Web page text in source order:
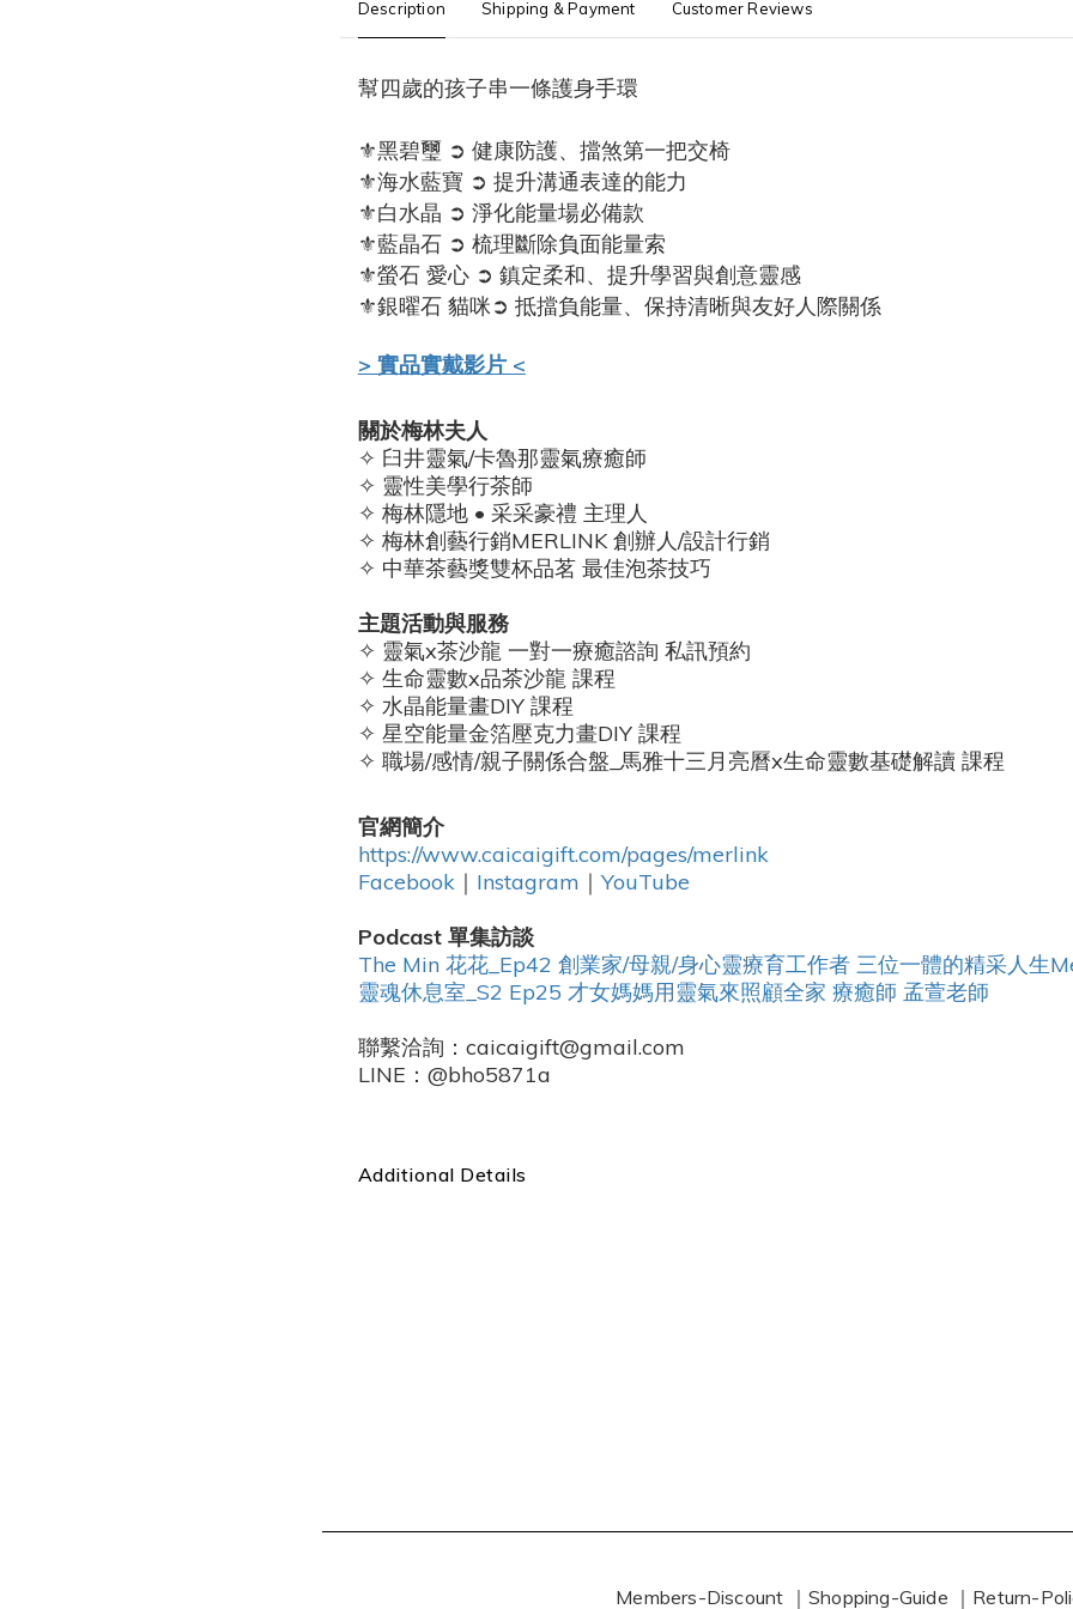
Description Shipping & Payment Customer Reviews
幫四歲的孩子串一條護身手環
⚜黑碧璽 ➲ 健康防護、擋煞第一把交椅
⚜海水藍寶 ➲ 提升溝通表達的能力
⚜白水晶 ➲ 淨化能量場必備款
⚜藍晶石 ➲ 梳理斷除負面能量索
⚜螢石 愛心 ➲ 鎮定柔和、提升學習與創意靈感
⚜銀曜石 貓咪➲ 抵擋負能量、 保持清晰與友好人際關係
> 實品實戴影片 <
關於梅林夫人
✧ 臼井靈氣/卡魯那靈氣療癒師
✧ 靈性美學行茶師
✧ 梅林隱地 • 采采豪禮 主理人
✧ 梅林創藝行銷MERLINK 創辦人/設計行銷
✧ 中華茶藝獎雙杯品茗 最佳泡茶技巧
主題活動與服務
✧ 靈氣x茶沙龍 一對一療癒諮詢 私訊預約
✧ 生命靈數x品茶沙龍 課程
✧ 水晶能量畫DIY 課程
✧ 星空能量金箔壓克力畫DIY 課程
✧ 職場/感情/親子關係合盤_馬雅十三月亮曆x生命靈數基礎解讀 課程
官網簡介
https://www.caicaigift.com/pages/merlink
Facebook｜ Instagram ｜ YouTube
Podcast 單集訪談
The Min 花花_Ep42 創業家/母親/身心靈療育工作者 三位一體的精采人生
靈魂休息室_S2 Ep25 才女媽媽用靈氣來照顧全家 療癒師 孟萱老師
聯繫洽詢：caicaigift@gmail.com
LINE：@bho5871a
Additional Details
Members-Discount ｜ Shopping-Guide ｜ Return-